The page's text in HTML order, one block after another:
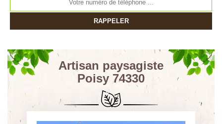
Artisan paysagiste
Poisy 74330